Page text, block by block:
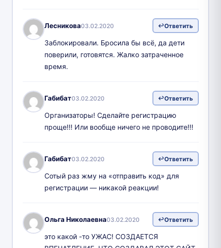
Лесникова03.02.2020 Ответить
Заблокировали. Бросила бы всё, да дети
поверили, готовятся. Жалко затраченное
время.
Габибат03.02.2020 Ответить
Организаторы! Сделайте регистрацию
проще!!! Или вообще ничего не проводите!!!
Габибат03.02.2020 Ответить
Сотый раз жму на «отправить код» для
регистрации — никакой реакции!
Ольга Николаевна03.02.2020 Ответить
это какой -то УЖАС! СОЗДАЕТСЯ